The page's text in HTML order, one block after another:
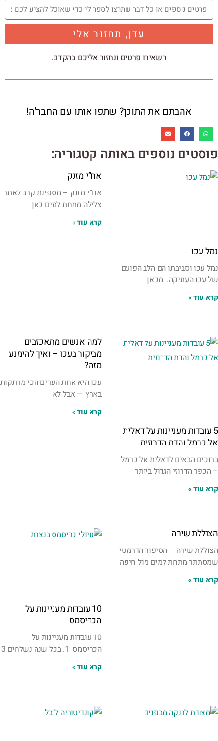
עדן, תחזור אלי
השאירו פרטים ונחזור אליכם בהקדם.
אהבתם את התוכן? שתפו אותו עם החבר'ה!
פוסטים נוספים באותה קטגוריה:
נמל עכו
נמל עכו וסביבתו הם הלב הפועם
של עכו העתיקה. מכאן
קרא עוד »
אח”י מזנק
אח”י מזנק – מספינת קרב לאתר
צלילה מתחת למים כאן
קרא עוד »
5 עובדות מעניינות על דאלית
אל כרמל והדת הדרוזית
ברוכים הבאים לדאלית אל כרמל
– הכפר הדרוזי הגדול ביותר
קרא עוד »
למה אנשים מתאכזבים
מביקור בעכו – ואיך להימנע
מזה?
עכו היא אחת הערים הכי מרתקות
בארץ — אבל לא
קרא עוד »
הצוללת שירה
הצוללת שירה – הסיפור הדרמטי
שמסתתר מתחת למים מול חיפה
קרא עוד »
10 עובדות מעניינות על
הכריסמס
10 עובדות מעניינות על
הכריסמס 1. בכל שנה נשלחים 3
קרא עוד »